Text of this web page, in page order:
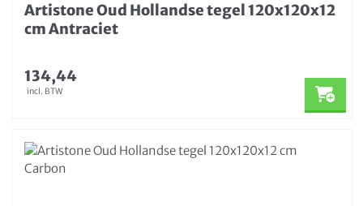
Artistone Oud Hollandse tegel 120x120x12
cm Antraciet
134,44
incl. BTW